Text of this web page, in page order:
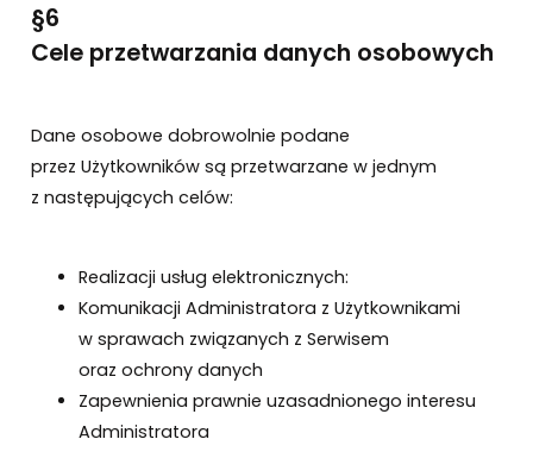
§6
Cele przetwarzania danych osobowych
Dane osobowe dobrowolnie podane
przez Użytkowników są przetwarzane w jednym
z następujących celów:
Realizacji usług elektronicznych:
Komunikacji Administratora z Użytkownikami
w sprawach związanych z Serwisem
oraz ochrony danych
Zapewnienia prawnie uzasadnionego interesu
Administratora